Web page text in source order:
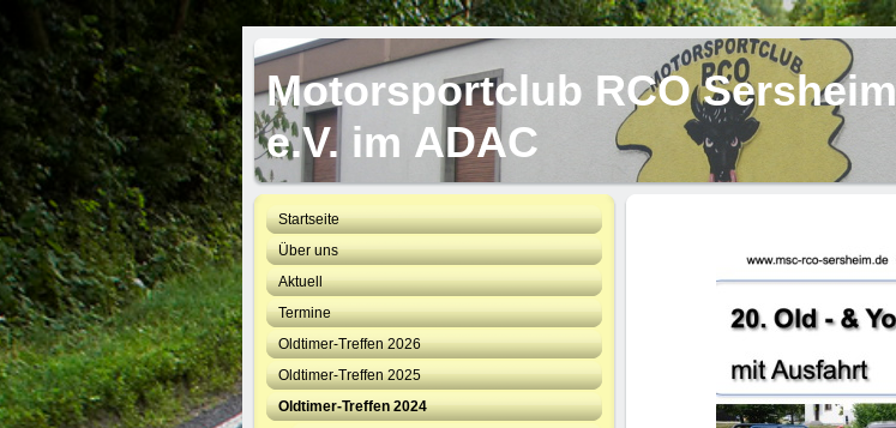
Motorsportclub RCO Sersheim
e.V. im ADAC
Startseite
Über uns
Aktuell
Termine
Oldtimer-Treffen 2026
Oldtimer-Treffen 2025
Oldtimer-Treffen 2024